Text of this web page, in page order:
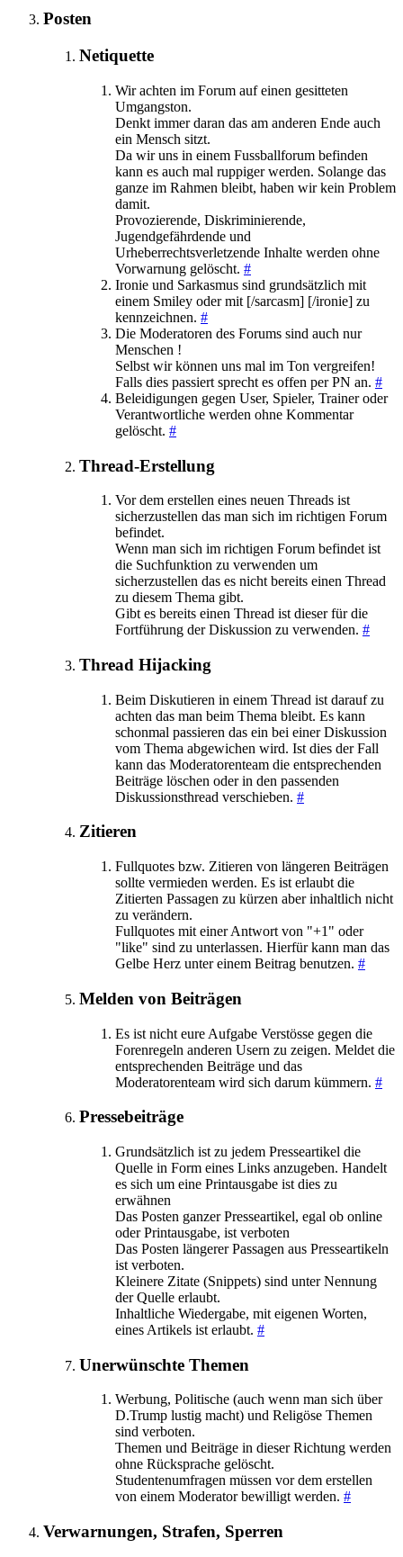
Posten
Netiquette
Wir achten im Forum auf einen gesitteten
Umgangston.
Denkt immer daran das am anderen Ende auch
ein Mensch sitzt.
Da wir uns in einem Fussballforum befinden
kann es auch mal ruppiger werden. Solange das
ganze im Rahmen bleibt, haben wir kein Problem
damit.
Provozierende, Diskriminierende,
Jugendgefährdende und
Urheberrechtsverletzende Inhalte werden ohne
Vorwarnung gelöscht. #
Ironie und Sarkasmus sind grundsätzlich mit
einem Smiley oder mit [/sarcasm] [/ironie] zu
kennzeichnen. #
Die Moderatoren des Forums sind auch nur
Menschen !
Selbst wir können uns mal im Ton vergreifen!
Falls dies passiert sprecht es offen per PN an. #
Beleidigungen gegen User, Spieler, Trainer oder
Verantwortliche werden ohne Kommentar
gelöscht. #
Thread-Erstellung
Vor dem erstellen eines neuen Threads ist
sicherzustellen das man sich im richtigen Forum
befindet.
Wenn man sich im richtigen Forum befindet ist
die Suchfunktion zu verwenden um
sicherzustellen das es nicht bereits einen Thread
zu diesem Thema gibt.
Gibt es bereits einen Thread ist dieser für die
Fortführung der Diskussion zu verwenden. #
Thread Hijacking
Beim Diskutieren in einem Thread ist darauf zu
achten das man beim Thema bleibt. Es kann
schonmal passieren das ein bei einer Diskussion
vom Thema abgewichen wird. Ist dies der Fall
kann das Moderatorenteam die entsprechenden
Beiträge löschen oder in den passenden
Diskussionsthread verschieben. #
Zitieren
Fullquotes bzw. Zitieren von längeren Beiträgen
sollte vermieden werden. Es ist erlaubt die
Zitierten Passagen zu kürzen aber inhaltlich nicht
zu verändern.
Fullquotes mit einer Antwort von "+1" oder
"like" sind zu unterlassen. Hierfür kann man das
Gelbe Herz unter einem Beitrag benutzen. #
Melden von Beiträgen
Es ist nicht eure Aufgabe Verstösse gegen die
Forenregeln anderen Usern zu zeigen. Meldet die
entsprechenden Beiträge und das
Moderatorenteam wird sich darum kümmern. #
Pressebeiträge
Grundsätzlich ist zu jedem Presseartikel die
Quelle in Form eines Links anzugeben. Handelt
es sich um eine Printausgabe ist dies zu
erwähnen
Das Posten ganzer Presseartikel, egal ob online
oder Printausgabe, ist verboten
Das Posten längerer Passagen aus Presseartikeln
ist verboten.
Kleinere Zitate (Snippets) sind unter Nennung
der Quelle erlaubt.
Inhaltliche Wiedergabe, mit eigenen Worten,
eines Artikels ist erlaubt. #
Unerwünschte Themen
Werbung, Politische (auch wenn man sich über
D.Trump lustig macht) und Religöse Themen
sind verboten.
Themen und Beiträge in dieser Richtung werden
ohne Rücksprache gelöscht.
Studentenumfragen müssen vor dem erstellen
von einem Moderator bewilligt werden. #
Verwarnungen, Strafen, Sperren